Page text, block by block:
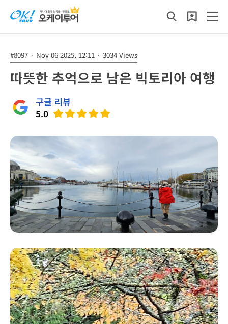
#8097 · Nov 06 2025, 12:11 · 3034 Views
따뜻한 추억으로 남은 빅토리아 여행
구글 리뷰
5.0